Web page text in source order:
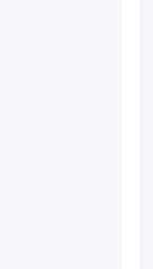
0.0%
0.0%